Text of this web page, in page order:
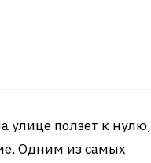
улице ползет к нулю,
Одним из самых